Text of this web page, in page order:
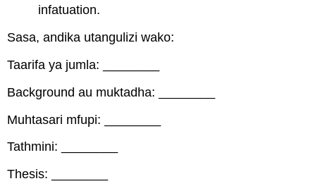
infatuation.
Sasa, andika utangulizi wako:
Taarifa ya jumla: ________
Background au muktadha: ________
Muhtasari mfupi: ________
Tathmini: ________
Thesis: ________